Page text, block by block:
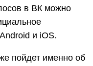
в ВК можно
и iOS.
пойдет именно об